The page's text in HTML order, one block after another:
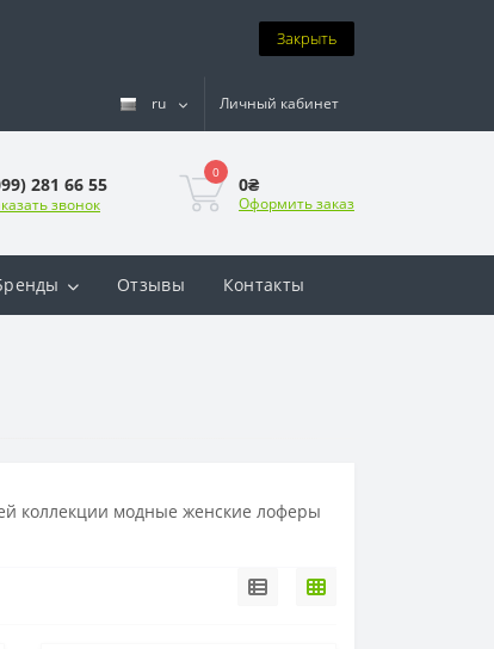
Закрыть
ru Личный кабинет
281 66 55
звонок
0
0₴
Оформить заказ
Отзывы Контакты
коллекции модные женские лоферы